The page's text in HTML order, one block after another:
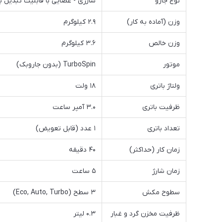
وزن (آماده به کار) ۲.۹ کیلوگرم
وزن خالص ۳.۶ کیلوگرم
موتور TurboSpin (بدون جاروبک)
ولتاژ باتری ۱۸ ولت
ظرفیت باتری ۳.۰ آمپر ساعت
تعداد باتری ۱ عدد (قابل تعویض)
زمان کار (حداکثر) ۴۰ دقیقه
زمان شارژ ۵ ساعت
سطوح مکش ۳ سطح (Eco, Auto, Turbo)
ظرفیت مخزن گرد و غبار ۰.۳ لیتر